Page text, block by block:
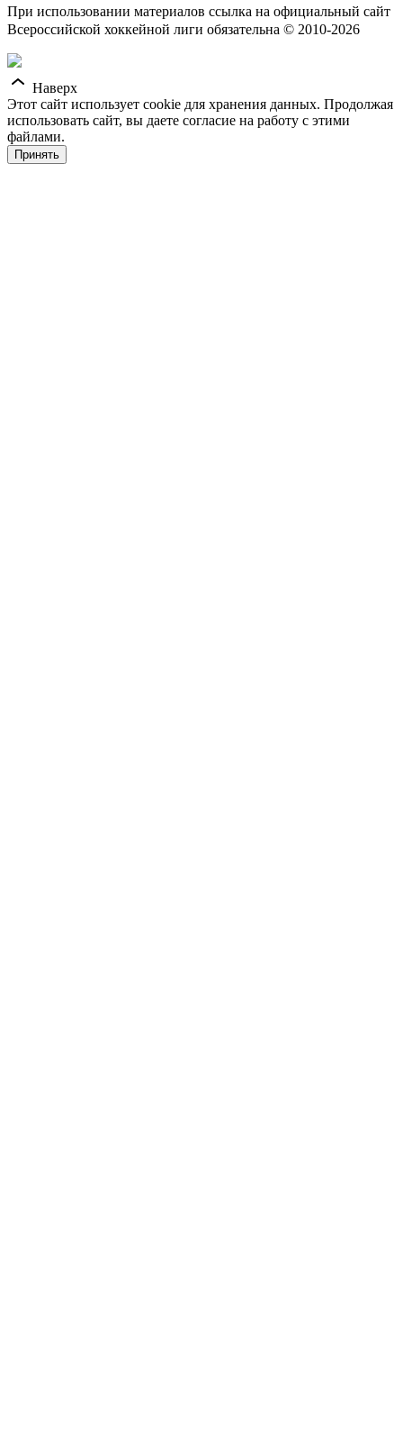
При использовании материалов ссылка на официальный сайт
Всероссийской хоккейной лиги обязательна © 2010-2026
Наверх
Этот сайт использует cookie для хранения данных. Продолжая
использовать сайт, вы даете согласие на работу с этими
файлами.
Принять